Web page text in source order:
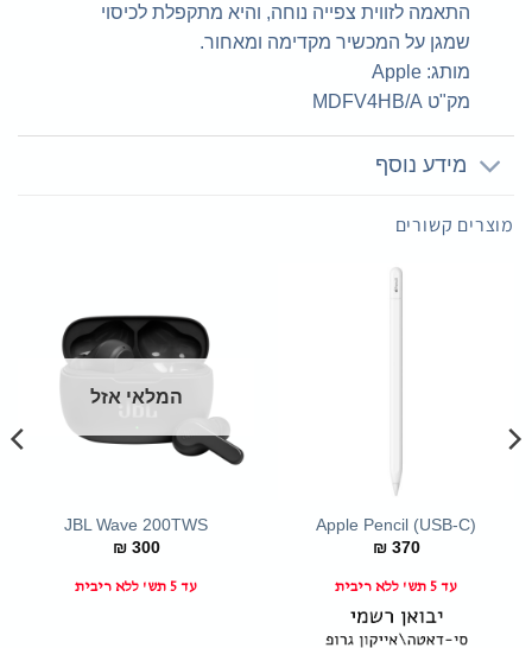
התאמה לזווית צפייה נוחה, והיא מתקפלת לכיסוי
שמגן על המכשיר מקדימה ומאחור.
מותג: Apple
מק"ט MDFV4HB/A
מידע נוסף
מוצרים קשורים
Apple Pencil (USB-C)
₪370
עד 5 תש' ללא ריבית
המלאי אזל
JBL Wave 200TWS
₪300
עד 5 תש' ללא ריבית